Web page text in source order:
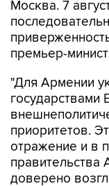
премьер-
"Для Армении
приоритетов.
отражение и в
доверено
заседании